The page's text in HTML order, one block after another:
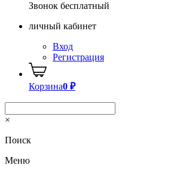
Звонок бесплатный
личный кабинет
Вход
Регистрация
Корзина0 ₽
×
Поиск
Меню